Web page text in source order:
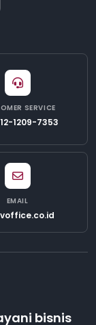
SERVICE
1209-7353
EMAIL
bisnis